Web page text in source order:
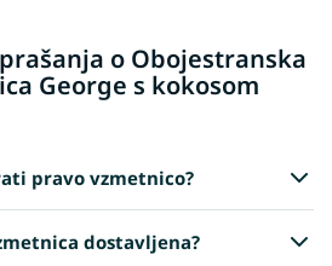
o Obojestranska
George s kokosom
pravo vzmetnico?
dostavljena?